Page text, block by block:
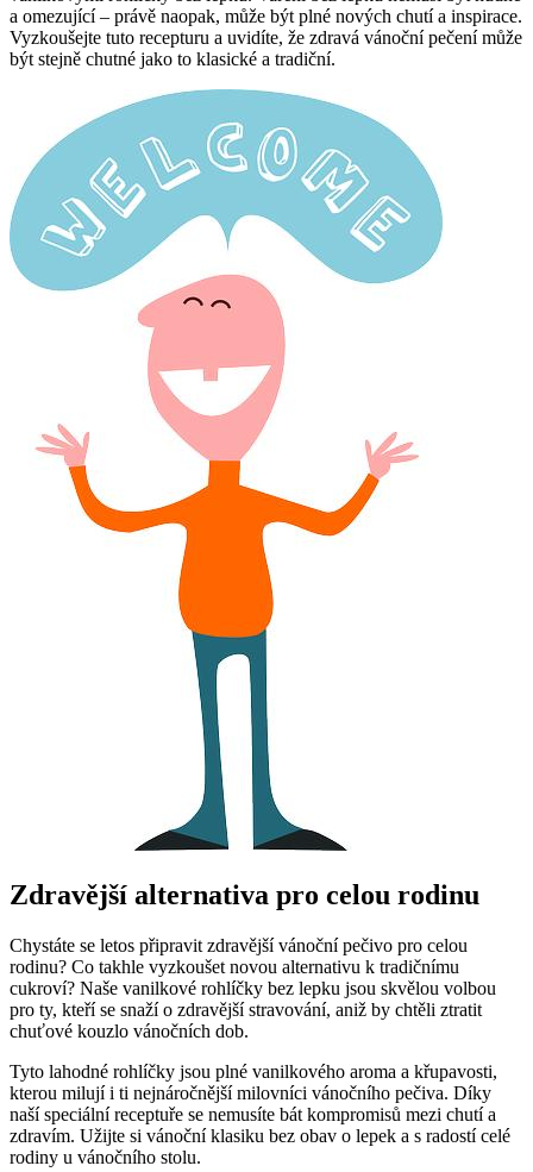
a omezující – právě naopak, může být plné nových chutí a inspirace.
Vyzkoušejte tuto recepturu a uvidíte, že zdravá vánoční pečení může
být stejně chutné jako to klasické a tradiční.
Zdravější alternativa pro celou rodinu
Chystáte se letos připravit zdravější vánoční pečivo pro celou
rodinu? Co takhle vyzkoušet novou alternativu k tradičnímu
cukroví? Naše vanilkové rohlíčky bez lepku jsou skvělou volbou
pro ty, kteří se snaží o zdravější stravování, aniž by chtěli ztratit
chuťové kouzlo vánočních dob.
Tyto lahodné rohlíčky jsou plné vanilkového aroma a křupavosti,
kterou milují i ti nejnáročnější milovníci vánočního pečiva. Díky
naší speciální receptuře se nemusíte bát kompromisů mezi chutí a
zdravím. Užijte si vánoční klasiku bez obav o lepek a s radostí celé
rodiny u vánočního stolu.